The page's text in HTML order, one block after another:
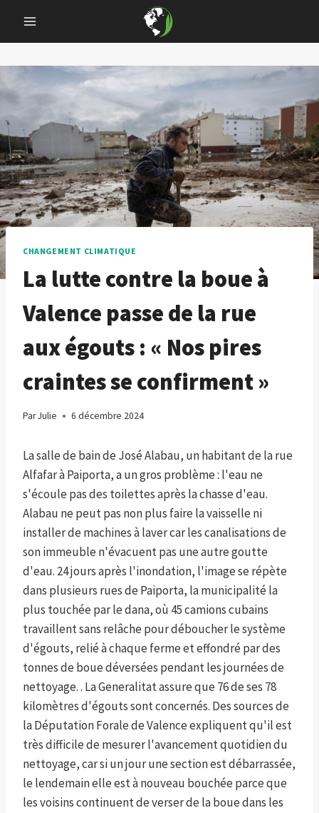
content
CHANGEMENT CLIMATIQUE
La lutte contre la boue à
Valence passe de la rue
aux égouts : « Nos pires
craintes se confirment »
ParJulie 6 décembre 2024
La salle de bain de José Alabau, un habitant de la rue
Alfafar à Paiporta, a un gros problème : l'eau ne
s'écoule pas des toilettes après la chasse d'eau.
Alabau ne peut pas non plus faire la vaisselle ni
installer de machines à laver car les canalisations de
son immeuble n'évacuent pas une autre goutte
d'eau. 24 jours après l'inondation, l'image se répète
dans plusieurs rues de Paiporta, la municipalité la
plus touchée par le dana, où 45 camions cubains
travaillent sans relâche pour déboucher le système
d'égouts, relié à chaque ferme et effondré par des
tonnes de boue déversées pendant les journées de
nettoyage. . La Generalitat assure que 76 de ses 78
kilomètres d'égouts sont concernés. Des sources de
la Députation Forale de Valence expliquent qu'il est
très difficile de mesurer l'avancement quotidien du
nettoyage, car si un jour une section est débarrassée,
le lendemain elle est à nouveau bouchée parce que
les voisins continuent de verser de la boue dans les